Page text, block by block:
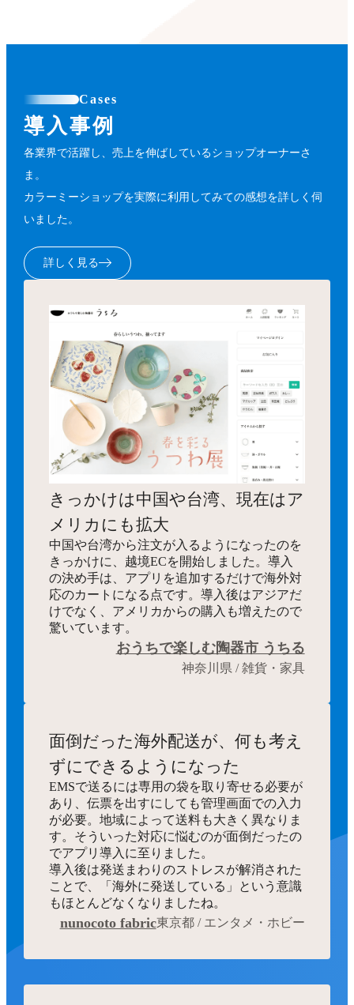
Cases
導入事例
各業界で活躍し、売上を伸ばしているショップオーナーさ
ま。
カラーミーショップを実際に利用してみての感想を詳しく伺
いました。
詳しく見る
きっかけは中国や台湾、現在はア
メリカにも拡大
中国や台湾から注文が入るようになったのを
きっかけに、越境ECを開始しました。導入
の決め手は、アプリを追加するだけで海外対
応のカートになる点です。導入後はアジアだ
けでなく、アメリカからの購入も増えたので
驚いています。
おうちで楽しむ陶器市 うちる
神奈川県 / 雑貨・家具
面倒だった海外配送が、何も考え
ずにできるようになった
EMSで送るには専用の袋を取り寄せる必要が
あり、伝票を出すにしても管理画面での入力
が必要。地域によって送料も大きく異なりま
す。そういった対応に悩むのが面倒だったの
でアプリ導入に至りました。
導入後は発送まわりのストレスが解消された
ことで、「海外に発送している」という意識
もほとんどなくなりましたね。
nunocoto fabric東京都 / エンタメ・ホビー